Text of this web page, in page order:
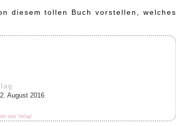
diesem tollen Buch vorstellen, welches
August 2016
dem Verlag!